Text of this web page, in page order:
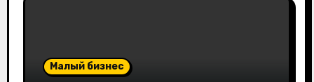
Малый бизнес